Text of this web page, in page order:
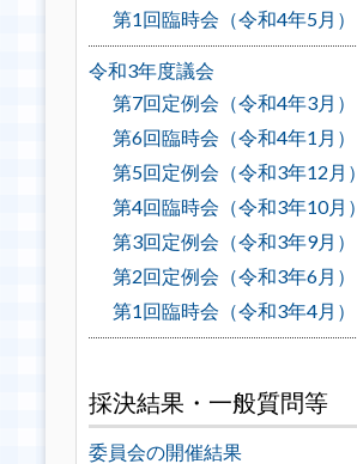
第1回臨時会（令和4年5月）
令和3年度議会
第7回定例会（令和4年3月）
第6回臨時会（令和4年1月）
第5回定例会（令和3年12月）
第4回臨時会（令和3年10月）
第3回定例会（令和3年9月）
第2回定例会（令和3年6月）
第1回臨時会（令和3年4月）
採決結果・一般質問等
委員会の開催結果